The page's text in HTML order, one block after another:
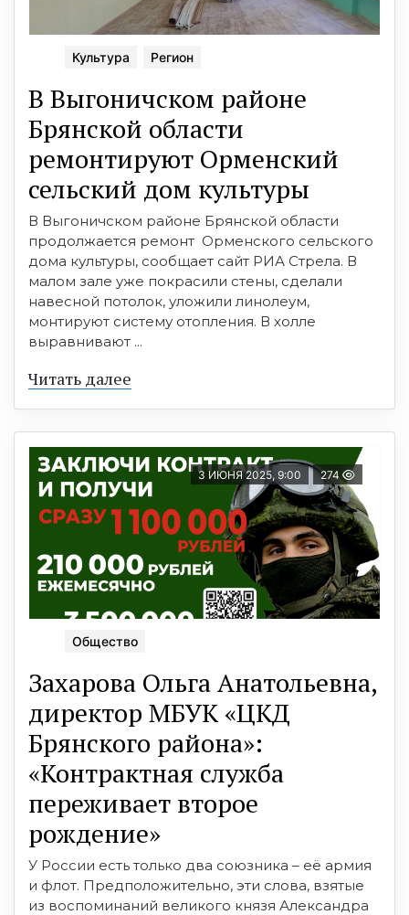
Культура Регион
В Выгоничском районе
Брянской области
ремонтируют Орменский
сельский дом культуры
В Выгоничском районе Брянской области
продолжается ремонт Орменского сельского
дома культуры, сообщает сайт РИА Стрела. В
малом зале уже покрасили стены, сделали
навесной потолок, уложили линолеум,
монтируют систему отопления. В холле
выравнивают ...
Читать далее
3 ИЮНЯ 2025, 9:00 274
Общество
Захарова Ольга Анатольевна,
директор МБУК «ЦКД
Брянского района»:
«Контрактная служба
переживает второе
рождение»
У России есть только два союзника – её армия
и флот. Предположительно, эти слова, взятые
из воспоминаний великого князя Александра